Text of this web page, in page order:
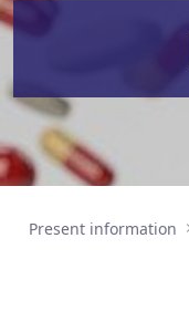
Present information